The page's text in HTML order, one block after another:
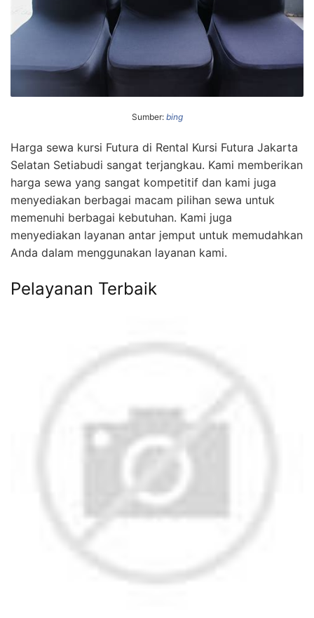
Sumber: bing
Harga sewa kursi Futura di Rental Kursi Futura Jakarta
Selatan Setiabudi sangat terjangkau. Kami memberikan
harga sewa yang sangat kompetitif dan kami juga
menyediakan berbagai macam pilihan sewa untuk
memenuhi berbagai kebutuhan. Kami juga
menyediakan layanan antar jemput untuk memudahkan
Anda dalam menggunakan layanan kami.
Pelayanan Terbaik